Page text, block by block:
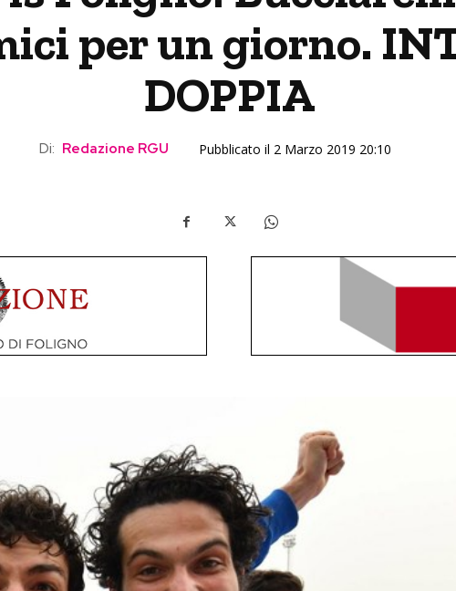
per un giorno.
DOPPIA
Di: Redazione RGU Pubblicato il 2 Marzo 2019 20:10